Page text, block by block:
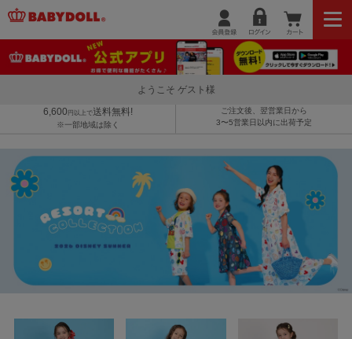
ようこそ ゲスト様
6,600 円以上で送料無料!
※一部地域は除く
ご注文後、翌営業日から
3〜5営業日以内に出荷予定